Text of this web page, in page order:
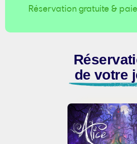
TEAMBUILDING
Réservation gratuite &
de votre